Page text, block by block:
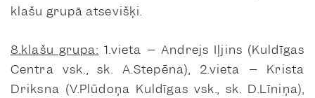
klašu grupā atsevišķi.
8.klašu grupa: 1.vieta – Andrejs Iļjins (Kuldīgas
Centra vsk., sk. A.Stepēna), 2.vieta – Krista
Driksna (V.Plūdoņa Kuldīgas vsk., sk. D.Līniņa),